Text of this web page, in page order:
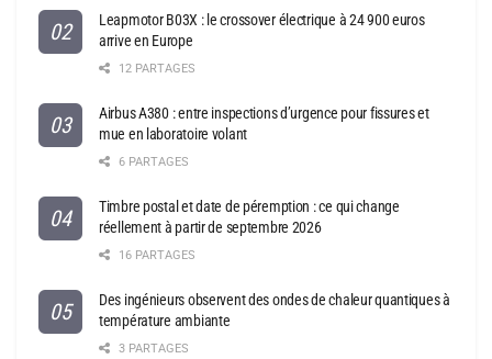
Leapmotor B03X : le crossover électrique à 24 900 euros
arrive en Europe
12 PARTAGES
Airbus A380 : entre inspections d’urgence pour fissures et
mue en laboratoire volant
6 PARTAGES
Timbre postal et date de péremption : ce qui change
réellement à partir de septembre 2026
16 PARTAGES
Des ingénieurs observent des ondes de chaleur quantiques à
température ambiante
3 PARTAGES